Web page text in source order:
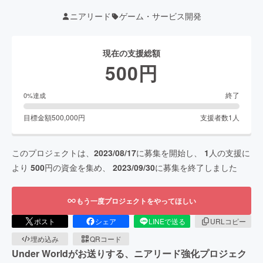
ニアリード ゲーム・サービス開発
現在の支援総額
500円
0%達成 終了
目標金額500,000円 支援者数1 人
このプロジェクトは、 2023/08/17に募集を開始し、 1 人の支援に
より 500円の資金を集め、 2023/09/30に募集を終了しました
もう一度プロジェクトをやってほしい
ポスト シェア LINEで送る
URLコピー
埋め込み
QRコード
Under Worldがお送りする、ニアリード強化プロジェク